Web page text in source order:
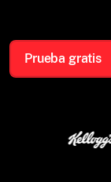
Prueba gratis